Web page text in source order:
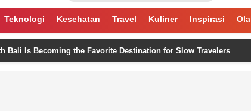
Bangsa
Teknologi Kesehatan Travel Kuliner Inspirasi
Becoming the Favorite Destination for Slow Travelers